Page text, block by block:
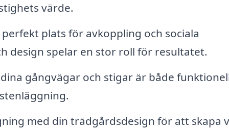
värde.
plats för avkoppling och sociala
design spelar en stor roll för resultatet.
gångvägar och stigar är både
med din trädgårdsdesign för att skapa